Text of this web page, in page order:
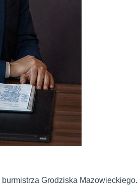
Grodziska Mazowieckiego.